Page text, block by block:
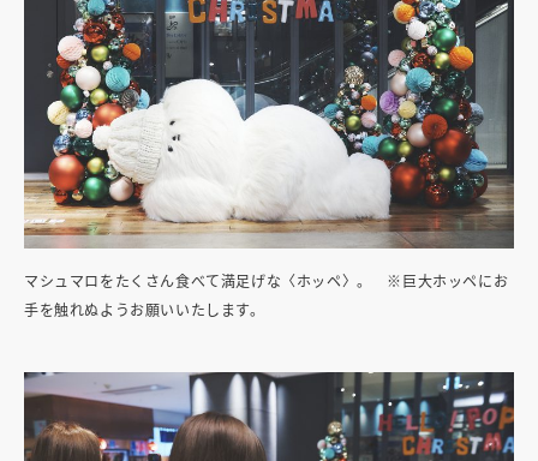
マシュマロをたくさん食べて満足げな〈ホッペ〉。 ※巨大ホッペにお
手を触れぬようお願いいたします。